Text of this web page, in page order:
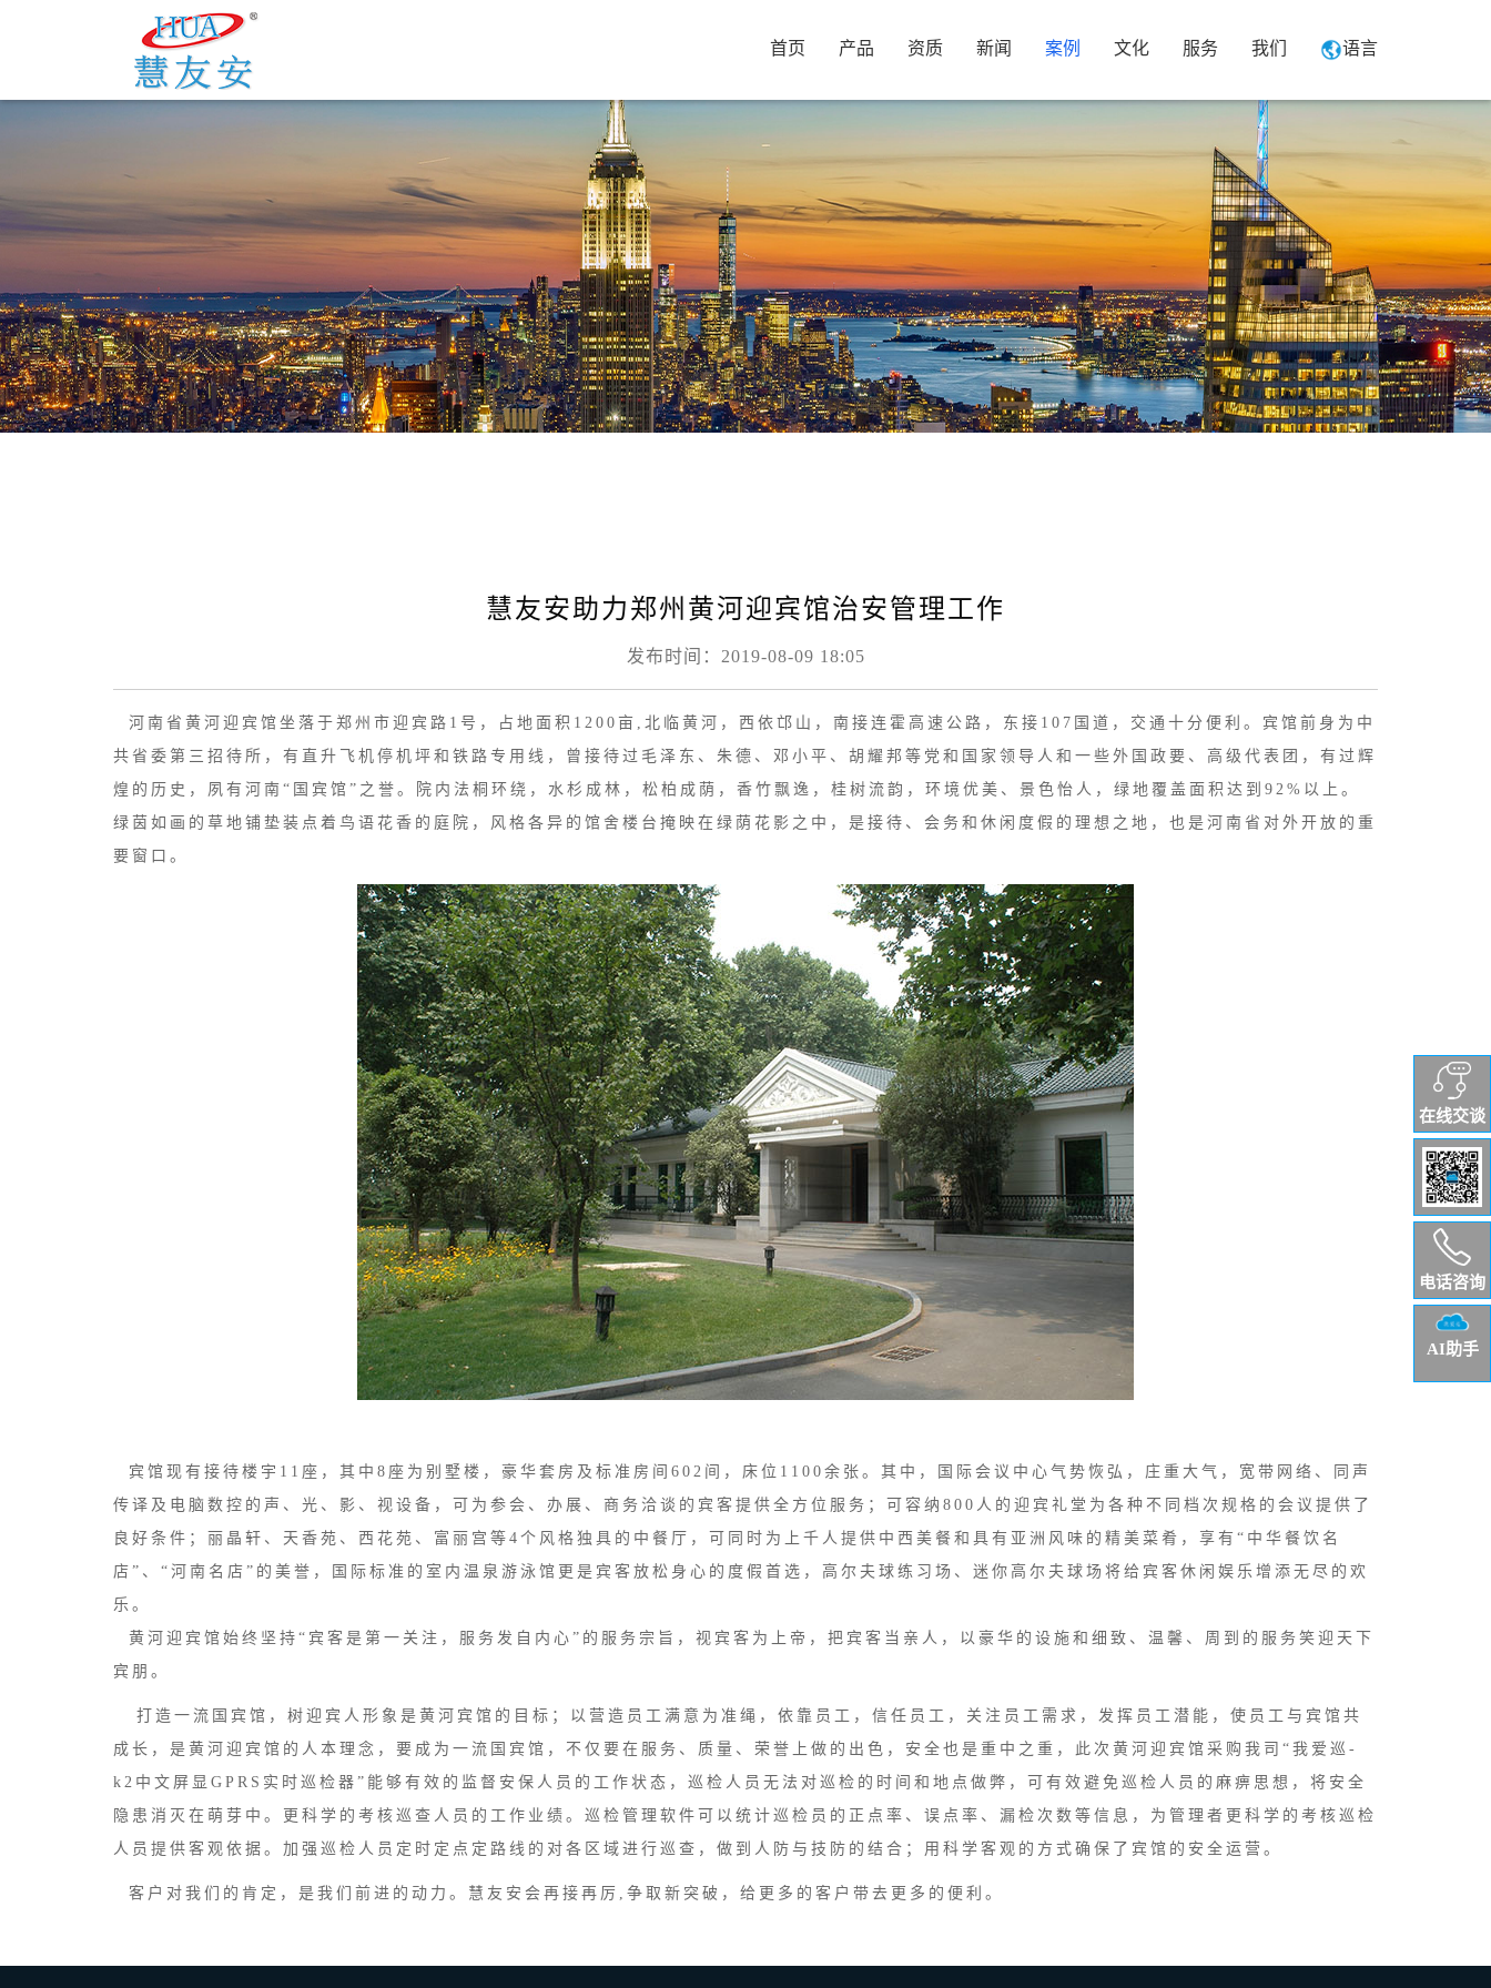
首页 产品 资质 新闻 案例 文化 服务 我们 语言
慧友安助力郑州黄河迎宾馆治安管理工作
发布时间：2019-08-09 18:05
河南省黄河迎宾馆坐落于郑州市迎宾路1号，占地面积1200亩,北临黄河，西依邙山，南接连霍高速公路，东接107国道，交通十分便利。宾馆前身为中
共省委第三招待所，有直升飞机停机坪和铁路专用线，曾接待过毛泽东、朱德、邓小平、胡耀邦等党和国家领导人和一些外国政要、高级代表团，有过辉
煌的历史，夙有河南“国宾馆”之誉。院内法桐环绕，水杉成林，松柏成荫，香竹飘逸，桂树流韵，环境优美、景色怡人，绿地覆盖面积达到92%以上。
绿茵如画的草地铺垫装点着鸟语花香的庭院，风格各异的馆舍楼台掩映在绿荫花影之中，是接待、会务和休闲度假的理想之地，也是河南省对外开放的重
要窗口。
宾馆现有接待楼宇11座，其中8座为别墅楼，豪华套房及标准房间602间，床位1100余张。其中，国际会议中心气势恢弘，庄重大气，宽带网络、同声
传译及电脑数控的声、光、影、视设备，可为参会、办展、商务洽谈的宾客提供全方位服务；可容纳800人的迎宾礼堂为各种不同档次规格的会议提供了
良好条件；丽晶轩、天香苑、西花苑、富丽宫等4个风格独具的中餐厅，可同时为上千人提供中西美餐和具有亚洲风味的精美菜肴，享有“中华餐饮名
店”、“河南名店”的美誉，国际标准的室内温泉游泳馆更是宾客放松身心的度假首选，高尔夫球练习场、迷你高尔夫球场将给宾客休闲娱乐增添无尽的欢
乐。
黄河迎宾馆始终坚持“宾客是第一关注，服务发自内心”的服务宗旨，视宾客为上帝，把宾客当亲人，以豪华的设施和细致、温馨、周到的服务笑迎天下
宾朋。
打造一流国宾馆，树迎宾人形象是黄河宾馆的目标；以营造员工满意为准绳，依靠员工，信任员工，关注员工需求，发挥员工潜能，使员工与宾馆共
成长，是黄河迎宾馆的人本理念，要成为一流国宾馆，不仅要在服务、质量、荣誉上做的出色，安全也是重中之重，此次黄河迎宾馆采购我司“我爱巡-
k2中文屏显GPRS实时巡检器”能够有效的监督安保人员的工作状态，巡检人员无法对巡检的时间和地点做弊，可有效避免巡检人员的麻痹思想，将安全
隐患消灭在萌芽中。更科学的考核巡查人员的工作业绩。巡检管理软件可以统计巡检员的正点率、误点率、漏检次数等信息，为管理者更科学的考核巡检
人员提供客观依据。加强巡检人员定时定点定路线的对各区域进行巡查，做到人防与技防的结合；用科学客观的方式确保了宾馆的安全运营。
客户对我们的肯定，是我们前进的动力。慧友安会再接再厉,争取新突破，给更多的客户带去更多的便利。
在线交谈
电话咨询
AI助手